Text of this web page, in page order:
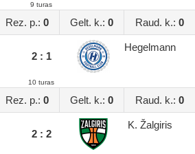
9 turas
Rez. p.: 0 Gelt. k.: 0 Raud. k.: 0
2 : 1
Hegelmann
10 turas
Rez. p.: 0 Gelt. k.: 0 Raud. k.: 0
2 : 2
K. Žalgiris